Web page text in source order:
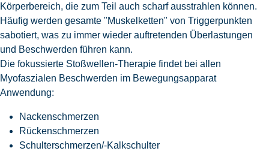
Körperbereich, die zum Teil auch scharf ausstrahlen können.
Häufig werden gesamte "Muskelketten" von Triggerpunkten
sabotiert, was zu immer wieder auftretenden Überlastungen
und Beschwerden führen kann.
Die fokussierte Stoßwellen-Therapie findet bei allen
Myofaszialen Beschwerden im Bewegungsapparat
Anwendung:
Nackenschmerzen
Rückenschmerzen
Schulterschmerzen/-Kalkschulter